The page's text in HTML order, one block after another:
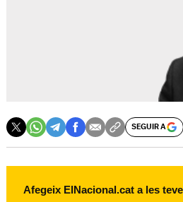
SEGUIR A
Afegeix ElNacional.cat a les